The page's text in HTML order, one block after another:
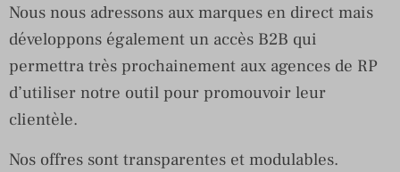
Nous nous adressons aux marques en direct mais
développons également un accès B2B qui
permettra très prochainement aux agences de RP
d’utiliser notre outil pour promouvoir leur
clientèle.
Nos offres sont transparentes et modulables.